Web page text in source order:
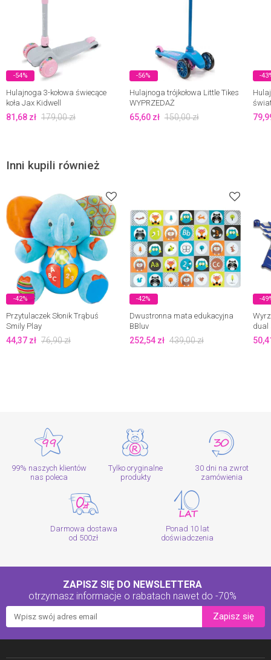
-54%
Hulajnoga 3-kołowa świecące
koła Jax Kidwell
81,68 zł 179,00zł
-56%
Hulajnoga trójkołowa Little Tikes
WYPRZEDAŻ
65,60zł 150,00zł
-
Inni kupili również
-42%
Przytulaczek Słonik Trąbuś
Smily Play
44,37 zł 76,90zł
-42%
Dwustronna mata edukacyjna
BBluv
252,54zł 439,00zł
-
dual
99% naszych klientów
nas poleca
Tylko oryginalne
produkty
30 dni na zwrot
zamówienia
Darmowa dostawa
od 500zł
Ponad 10 lat
doświadczenia
ZAPISZ SIĘ DO NEWSLETTERA
otrzymasz informacje o rabatach nawet do -70%
Zapisz się